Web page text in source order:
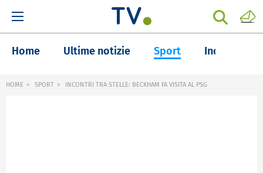
Home Ultime notizie Sport Inchieste
HOME SPORT INCONTRI TRA STELLE: BECKHAM FA VISITA AL PSG